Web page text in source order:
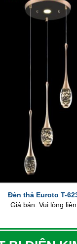
Đèn thả Euroto T-
Giá bán: Vui lòng